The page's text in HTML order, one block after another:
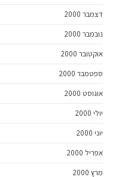
דצמבר 2000
נובמבר 2000
אוקטובר 2000
ספטמבר 2000
אוגוסט 2000
יולי 2000
יוני 2000
אפריל 2000
מרץ 2000